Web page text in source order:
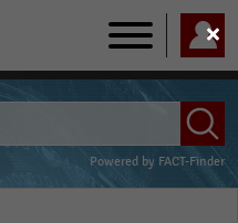
Main
navigation
Powered by FACT-Finder